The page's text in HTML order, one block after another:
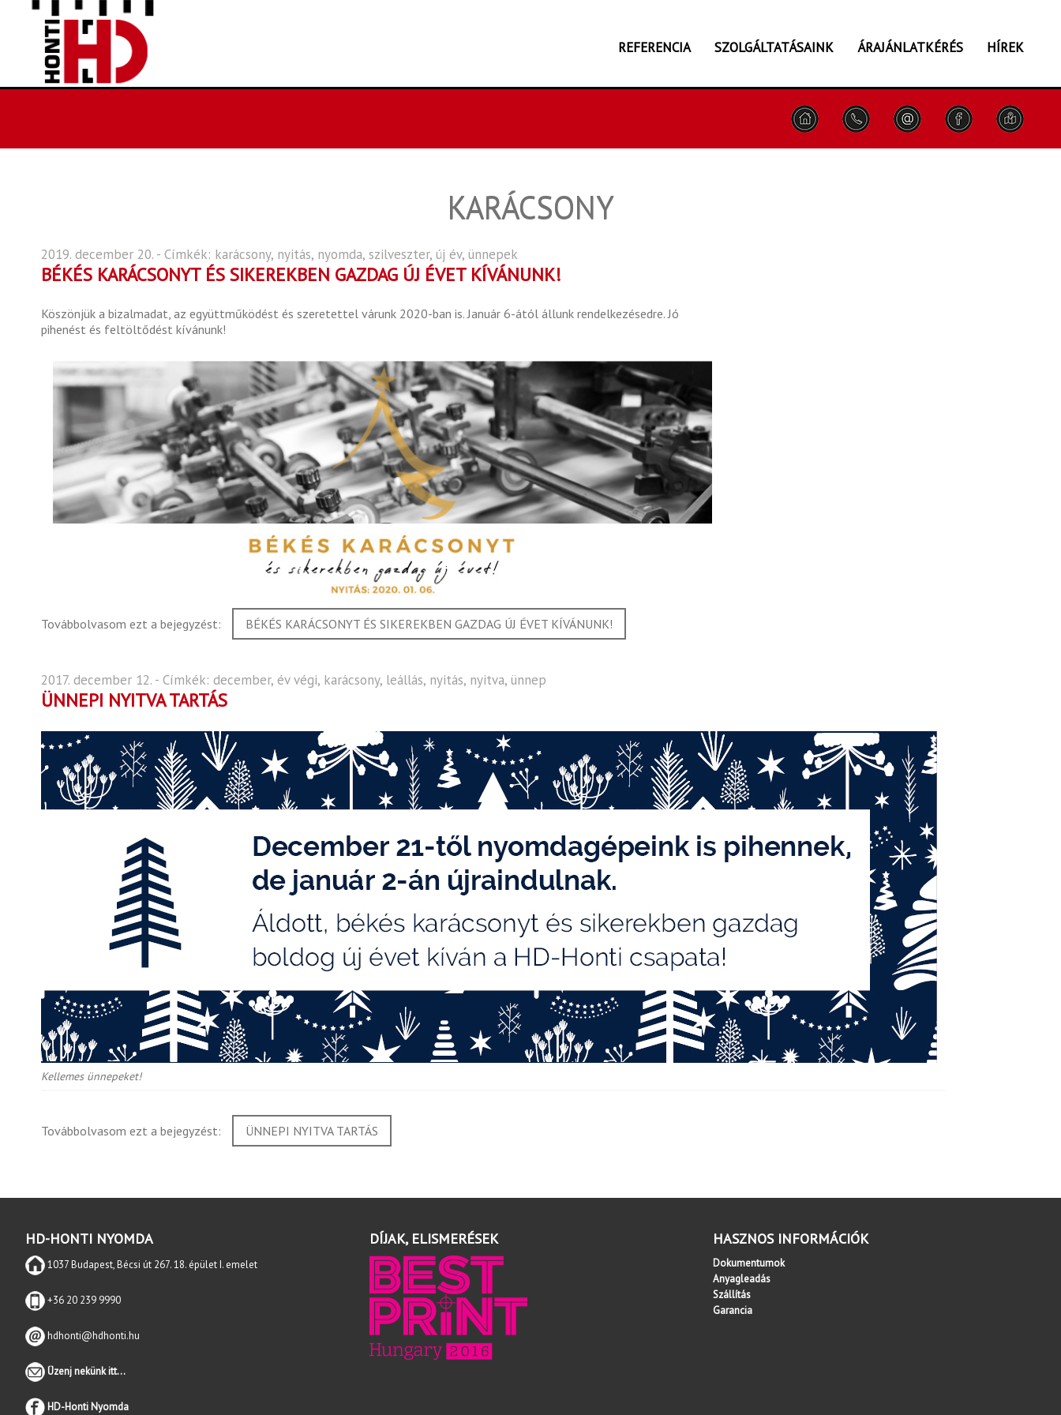
REFERENCIA SZOLGÁLTATÁSAINK ÁRAJÁNLATKÉRÉS HÍREK
KARÁCSONY
2019. december 20. - Címkék: karácsony, nyitás, nyomda, szilveszter, új év, ünnepek
BÉKÉS KARÁCSONYT ÉS SIKEREKBEN GAZDAG ÚJ ÉVET KÍVÁNUNK!
Köszönjük a bizalmadat, az együttműködést és szeretettel várunk 2020-ban is. Január 6-ától állunk rendelkezésedre. Jó
pihenést és feltöltődést kívánunk!
Továbbolvasom ezt a bejegyzést: BÉKÉS KARÁCSONYT ÉS SIKEREKBEN GAZDAG ÚJ ÉVET KÍVÁNUNK!
2017. december 12. - Címkék: december, év végi, karácsony, leállás, nyitás, nyitva, ünnep
ÜNNEPI NYITVA TARTÁS
Kellemes ünnepeket!
Továbbolvasom ezt a bejegyzést: ÜNNEPI NYITVA TARTÁS
HD-HONTI NYOMDA
1037 Budapest, Bécsi út 267. 18. épület I. emelet
+36 20 239 9990
hdhonti@hdhonti.hu
Üzenj nekünk itt...
HD-Honti Nyomda
DÍJAK, ELISMERÉSEK HASZNOS INFORMÁCIÓK
Dokumentumok
Anyagleadás
Szállítás
Garancia